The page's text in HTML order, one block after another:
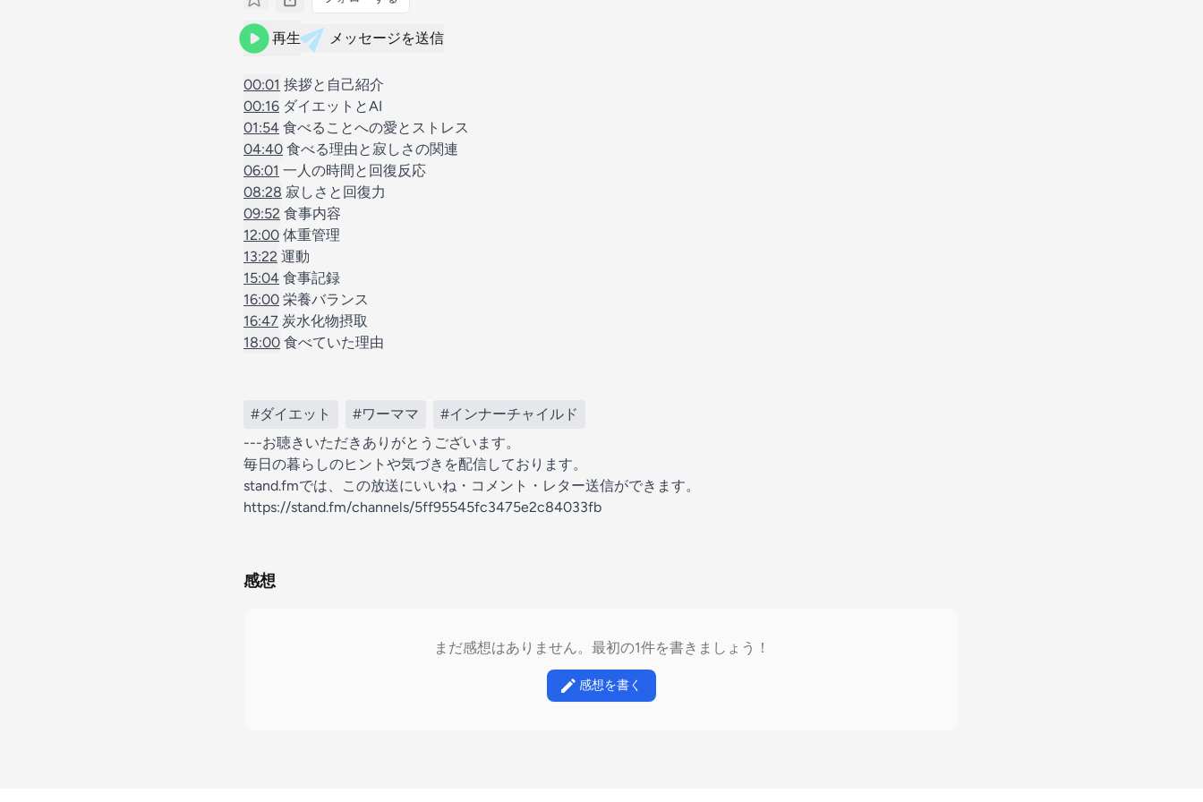
再生 メッセージを送信
00:01 挨拶と自己紹介
00:16 ダイエットとAI
01:54 食べることへの愛とストレス
04:40 食べる理由と寂しさの関連
06:01 一人の時間と回復反応
08:28 寂しさと回復力
09:52 食事内容
12:00 体重管理
13:22 運動
15:04 食事記録
16:00 栄養バランス
16:47 炭水化物摂取
18:00 食べていた理由
#ダイエット #ワーママ
#インナーチャイルド
---お聴きいただきありがとうございます。
毎日の暮らしのヒントや気づきを配信しております。
stand.fmでは、この放送にいいね・コメント・レター送信ができます。
https://stand.fm/channels/5ff95545fc3475e2c84033fb
感想
まだ感想はありません。最初の1件を書きましょう！
感想を書く